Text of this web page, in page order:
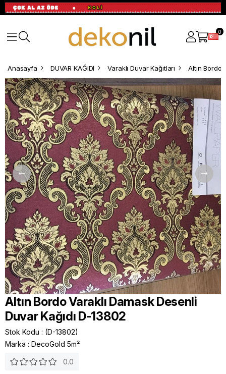
0
Anasayfa DUVAR KAĞIDI Varaklı Duvar Kağıtları
Altın Bordo Varaklı Damask Desenli
Duvar Kağıdı D-13802
Stok Kodu
(D-13802)
Marka : DecoGold 5m²
0.0